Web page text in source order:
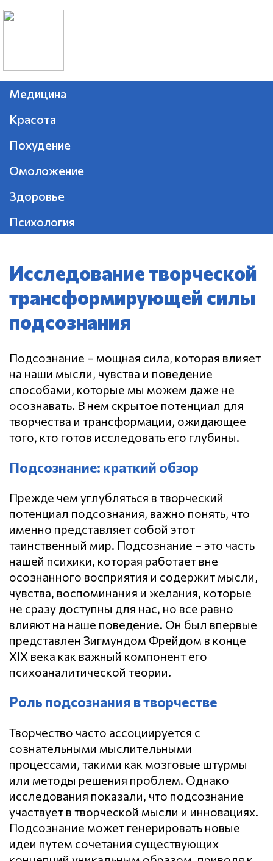
Медицина
Красота
Похудение
Омоложение
Здоровье
Психология
Исследование творческой
трансформирующей силы
подсознания
Подсознание – мощная сила, которая влияет
на наши мысли, чувства и поведение
способами, которые мы можем даже не
осознавать. В нем скрытое потенциал для
творчества и трансформации, ожидающее
того, кто готов исследовать его глубины.
Подсознание: краткий обзор
Прежде чем углубляться в творческий
потенциал подсознания, важно понять, что
именно представляет собой этот
таинственный мир. Подсознание – это часть
нашей психики, которая работает вне
осознанного восприятия и содержит мысли,
чувства, воспоминания и желания, которые
не сразу доступны для нас, но все равно
влияют на наше поведение. Он был впервые
представлен Зигмундом Фрейдом в конце
XIX века как важный компонент его
психоаналитической теории.
Роль подсознания в творчестве
Творчество часто ассоциируется с
сознательными мыслительными
процессами, такими как мозговые штурмы
или методы решения проблем. Однако
исследования показали, что подсознание
участвует в творческой мысли и инновациях.
Подсознание может генерировать новые
идеи путем сочетания существующих